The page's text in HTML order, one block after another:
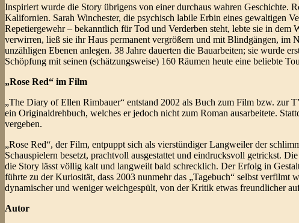
Inspiriert wurde die Story übrigens von einer durchaus wahren Geschichte.
Kalifornien. Sarah Winchester, die psychisch labile Erbin eines gewaltigen
Repetiergewehr – bekanntlich für Tod und Verderben steht, lebte sie in
verwirren, ließ sie ihr Haus permanent vergrößern und mit Blindgängen, im
unzähligen Ebenen anlegen. 38 Jahre dauerten die Bauarbeiten; sie wurde
Schöpfung mit seinen (schätzungsweise) 160 Räumen heute eine beliebte
„Rose Red“ im Film
„The Diary of Ellen Rimbauer“ entstand 2002 als Buch zum Film bzw. zur
ein Originaldrehbuch, welches er jedoch nicht zum Roman ausarbeitete.
vergeben.
„Rose Red“, der Film, entpuppt sich als vierstündiger Langweiler der
Schauspielern besetzt, prachtvoll ausgestattet und eindrucksvoll getrickst.
die Story lässt völlig kalt und langweilt bald schrecklich. Der Erfolg in
führte zu der Kuriosität, dass 2003 nunmehr das „Tagebuch“ selbst
dynamischer und weniger weichgespült, von der Kritik etwas freundlicher
Autor